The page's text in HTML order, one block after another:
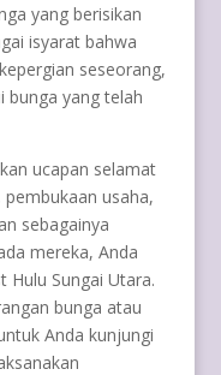
yang berisikan
isyarat bahwa
seseorang,
bunga yang telah
ucapan selamat
usaha,
sebagainya
mereka, Anda
Hulu Sungai Utara.
bunga atau
Anda kunjungi